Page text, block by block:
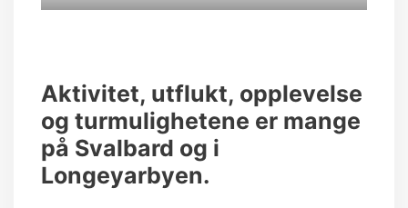
Aktivitet, utflukt, opplevelse
og turmulighetene er mange
på Svalbard og i
Longeyarbyen.